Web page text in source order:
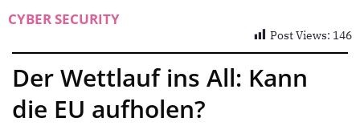
CYBER SECURITY
Post Views: 146
Der Wettlauf ins All: Kann
die EU aufholen?